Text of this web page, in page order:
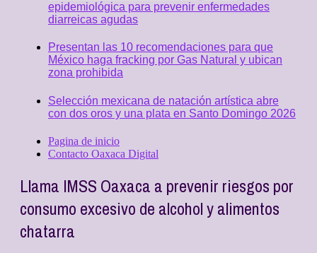
epidemiológica para prevenir enfermedades
diarreicas agudas
Presentan las 10 recomendaciones para que
México haga fracking por Gas Natural y ubican
zona prohibida
Selección mexicana de natación artística abre
con dos oros y una plata en Santo Domingo 2026
Pagina de inicio
Contacto Oaxaca Digital
Llama IMSS Oaxaca a prevenir riesgos por
consumo excesivo de alcohol y alimentos
chatarra